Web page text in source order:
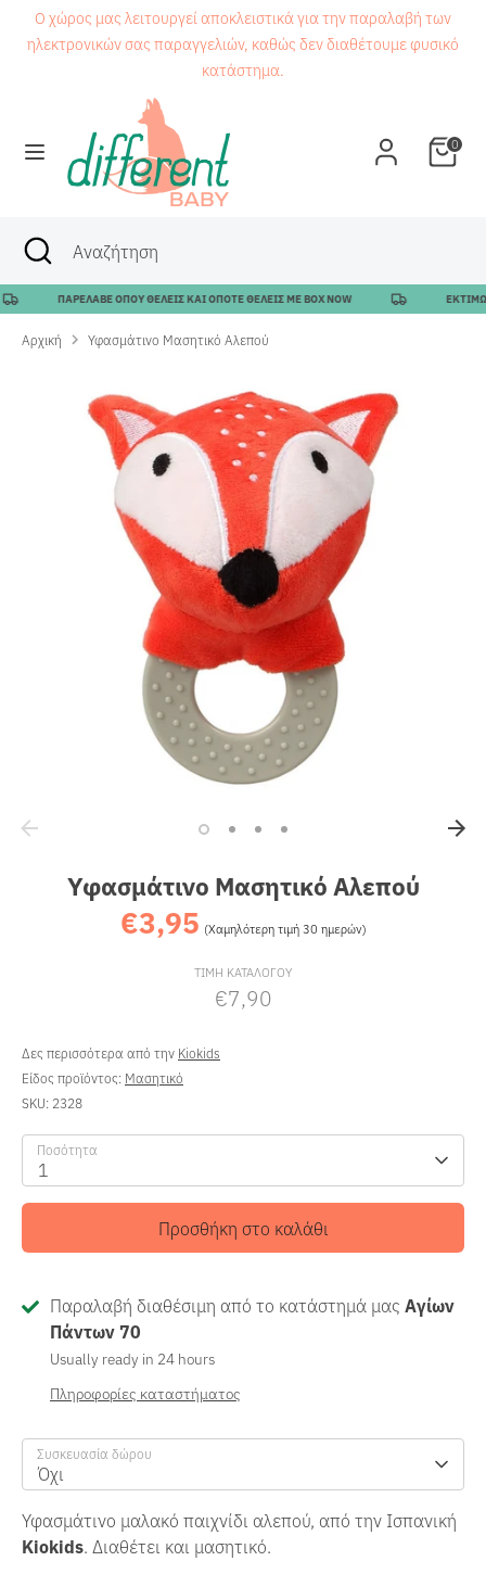
Μετάβαση
Ο χώρος μας λειτουργεί αποκλειστικά για την παραλαβή των
ηλεκτρονικών σας παραγγελιών, καθώς δεν διαθέτουμε φυσικό
κατάστημα.
0
Αναζήτηση
ΑναζήτησηΑναζήτηση
Κλείσιμο
αναζήτησης
ΠΑΡΕΛΑΒΕ ΟΠΟΥ ΘΕΛΕΙΣ ΚΑΙ ΟΠΟΤΕ ΘΕΛΕΙΣ ΜΕ BOX NOW
Αρχική Υφασμάτινο Μασητικό Αλεπού
Υφασμάτινο Μασητικό Αλεπού
€3,95 (Χαμηλότερη τιμή 30 ημερών)τιμή
ΤΙΜΗ ΚΑΤΑΛΟΓΟΥ
€7,90
Δες περισσότερα από την Kiokids
Είδος προϊόντος: Μασητικό
SKU: 2328
Ποσότητα
1
Προσθήκη στο καλάθι
Παραλαβή διαθέσιμη από το κατάστημά μας Αγίων
Πάντων 70
Usually ready in 24 hours
Πληροφορίες καταστήματος
Συσκευασία δώρου
Όχι
Υφασμάτινο μαλακό παιχνίδι αλεπού, από την Ισπανική
Kiokids. Διαθέτει και μασητικό.